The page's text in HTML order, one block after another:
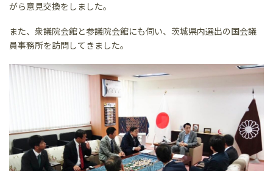
がら意見交換をしました。
また、衆議院会館と参議院会館にも伺い、茨城県内選出の国会議
員事務所を訪問してきました。